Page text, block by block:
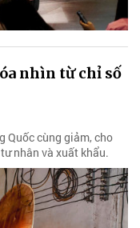
nhìn từ chỉ số
Quốc cùng giảm, cho
nhân và xuất khẩu.